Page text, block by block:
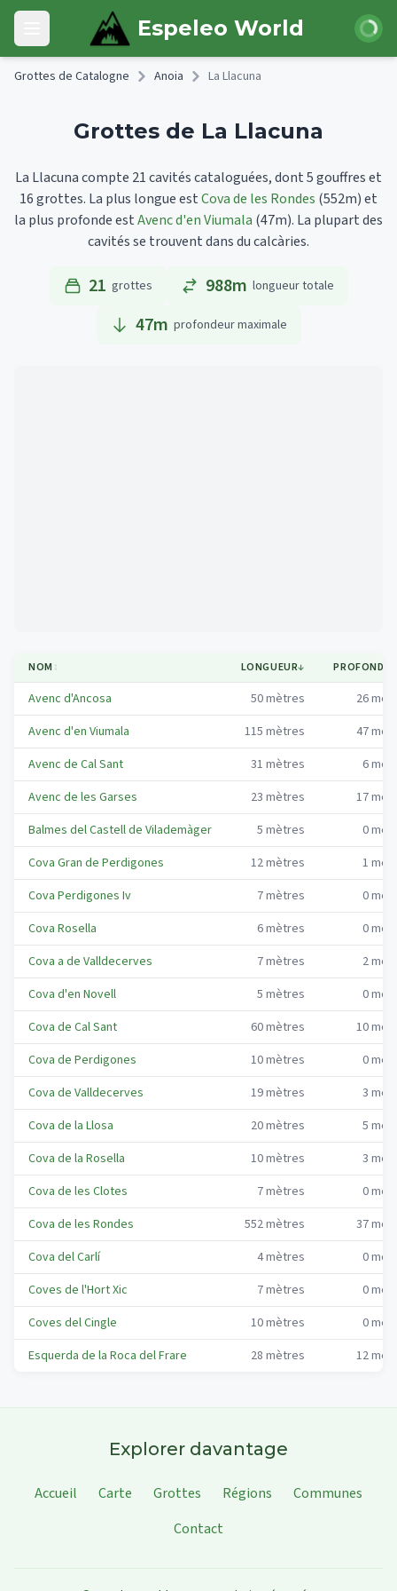
Skip to main content
Open main menu Espeleo World
Grottes de Catalogne Anoia La Llacuna
Grottes de La Llacuna
La Llacuna compte 21 cavités cataloguées, dont 5 gouffres et
16 grottes. La plus longue estCova de les Rondes (552m)et
la plus profonde estAvenc d'en Viumala (47m). La plupart des
cavités se trouvent dans du calcàries.
21 grottes 988m longueur totale
47m profondeur maximale
NOM ↕ LONGUEUR↓
Avenc d'Ancosa 50mètres 26
Avenc d'en Viumala
115 mètres 47
Avenc de Cal Sant
31 mètres 6
Avenc de les Garses
23 mètres 17
Balmes del Castell de Vilademàger
5 mètres 0
Cova Gran de Perdigones
12mètres 1
Cova Perdigones Iv
7mètres 0
Cova Rosella
6mètres 0
Cova a de Valldecerves
7mètres 2
Cova d'en Novell
5 mètres 0
Cova de Cal Sant
60mètres 10
Cova de Perdigones
10mètres 0
Cova de Valldecerves
19mètres 3
Cova de la Llosa
20mètres 5
Cova de la Rosella
10mètres 3
Cova de les Clotes
7mètres 0
Cova de les Rondes
552mètres 37
Cova del Carlí
4mètres 0
Coves de l'Hort Xic
7mètres 0
Coves del Cingle
10mètres 0
Esquerda de la Roca del Frare
28 mètres 12
Explorer davantage
Accueil Carte Grottes Régions
Communes
Contact